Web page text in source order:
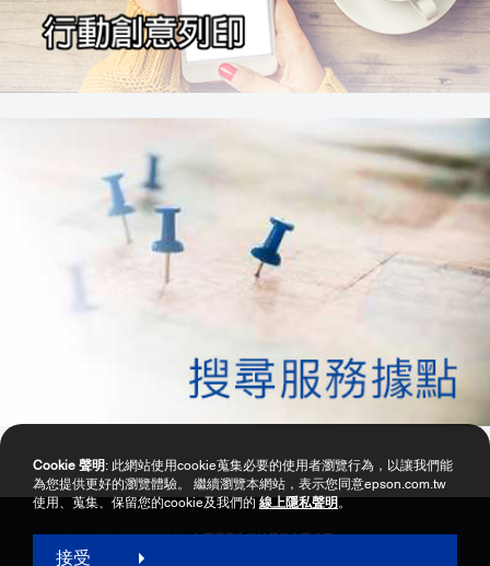
Copyright © 2000-2026 台灣愛普生科技股份有限公司
Cookie 聲明 : 此網站使用cookie蒐集必要的使用者瀏覽行為，以讓我們能
為您提供更好的瀏覽體驗。 繼續瀏覽本網站，表示您同意epson.com.tw
使用、蒐集、保留您的cookie及我們的 線上隱私聲明 。
接受